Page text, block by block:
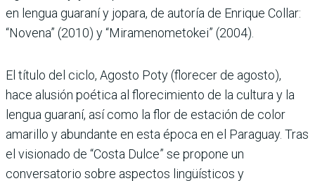
en lengua guaraní y jopara, de autoría de Enrique Collar:
“Novena” (2010) y “Miramenometokei” (2004).
El título del ciclo, Agosto Poty (florecer de agosto),
hace alusión poética al florecimiento de la cultura y la
lengua guaraní, así como la flor de estación de color
amarillo y abundante en esta época en el Paraguay. Tras
el visionado de “Costa Dulce” se propone un
conversatorio sobre aspectos lingüísticos y